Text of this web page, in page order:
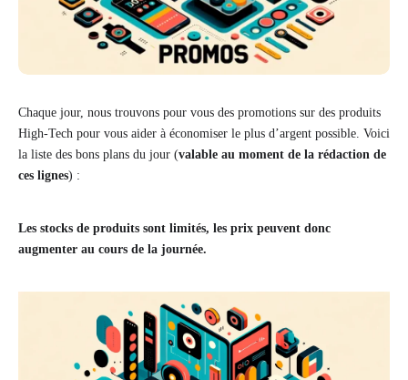
Chaque jour, nous trouvons pour vous des promotions sur des produits
High-Tech pour vous aider à économiser le plus d’argent possible. Voici
la liste des bons plans du jour (valable au moment de la rédaction de
ces lignes) :
Les stocks de produits sont limités, les prix peuvent donc
augmenter au cours de la journée.